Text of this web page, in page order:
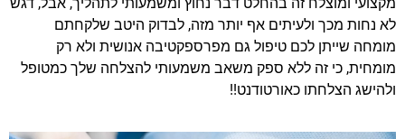
לא נחות מכך ולעיתים אף יותר מזה, לבדוק היטב שלקחתם
מומחה שייתן לכם טיפול גם מפרספקטיבה אנושית ולא רק
מומחית, כי זה ללא ספק משאב משמעותי להצלחה שלך כמטופל
ולהישג הצלחתו כאורטודנט!!